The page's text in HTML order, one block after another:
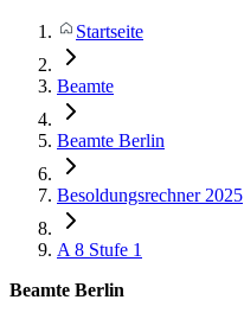
Startseite
Beamte
Beamte Berlin
Besoldungsrechner 2025
A 8 Stufe 1
Beamte Berlin